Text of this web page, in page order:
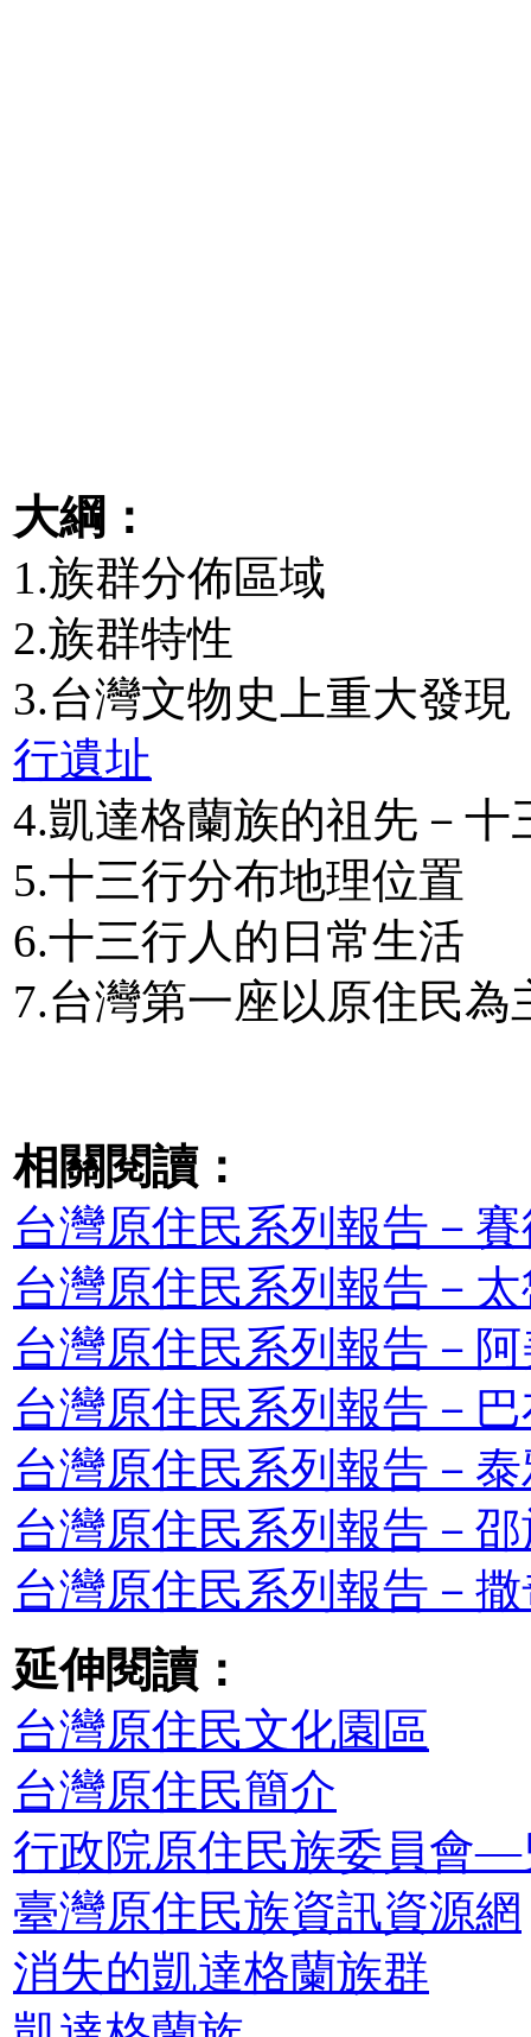
大綱：
1.族群分佈區域
2.族群特性
3.台灣文物史上重大發
行遺址
4.凱達格蘭族的祖先－十
5.十三行分布地理位置
6.十三行人的日常生活
7.台灣第一座以原住民為
相關閱讀：
台灣原住民系列報告－
台灣原住民系列報告－
台灣原住民系列報告－
台灣原住民系列報告－
台灣原住民系列報告－
台灣原住民系列報告－
台灣原住民系列報告－
延伸閱讀：
台灣原住民文化園區
台灣原住民簡介
行政院原住民族委員會
臺灣原住民族資訊資源網
消失的凱達格蘭族群